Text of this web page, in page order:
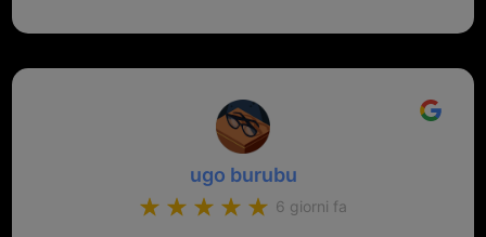
meglio ferramenta de ostia e poi il prorietario il signor
ugo burubu
6 giorni fa